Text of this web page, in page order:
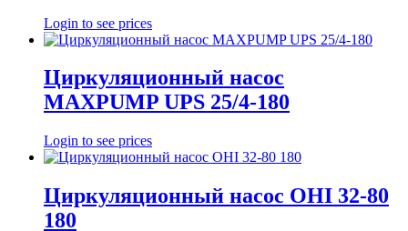
Login to see prices
Циркуляционный насос
MAXPUMP UPS 25/4-180
Login to see prices
Циркуляционный насос OHI 32-80
180